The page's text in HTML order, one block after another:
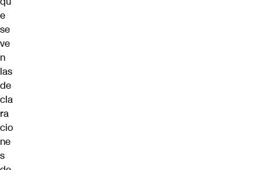
e
se
ve
n
las
de
cla
ra
cio
ne
s